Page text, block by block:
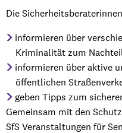
Die
informieren über
Kriminalität zum
informieren über aktive
öffentlichen
geben Tipps zum
Gemeinsam mit den
SfS Veranstaltungen für